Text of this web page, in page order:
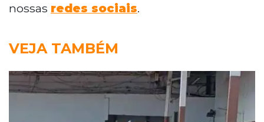
nossas redes sociais.
VEJA TAMBÉM